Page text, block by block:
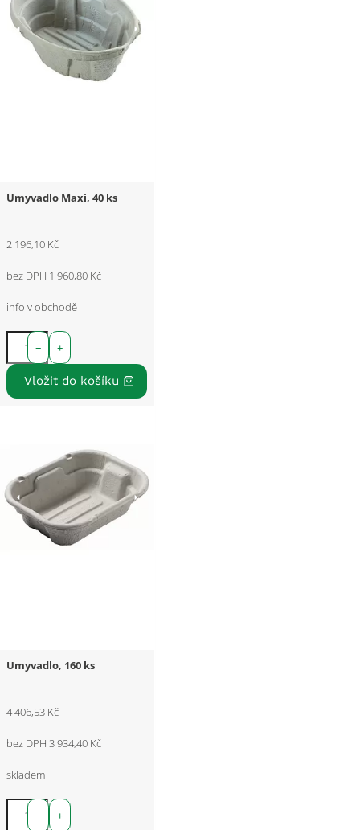
Umyvadlo Maxi, 40 ks
2 196,10 Kč
bez DPH 1 960,80 Kč
info v obchodě
+
−
Umyvadlo, 160 ks
4 406,53 Kč
bez DPH 3 934,40 Kč
skladem
+
−